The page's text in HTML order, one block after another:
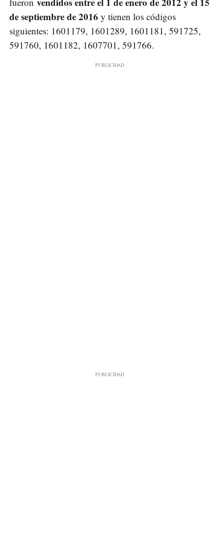
de septiembre de 2016 y tienen los códigos
siguientes: 1601179, 1601289, 1601181, 591725,
591760, 1601182, 1607701, 591766.